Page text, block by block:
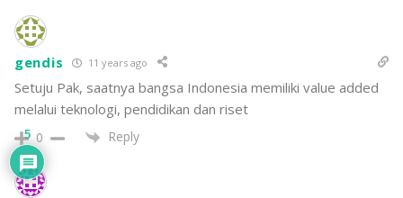
gendis 11 years ago
Setuju Pak, saatnya bangsa Indonesia memiliki value added
melalui teknologi, pendidikan dan riset
0 Reply
5